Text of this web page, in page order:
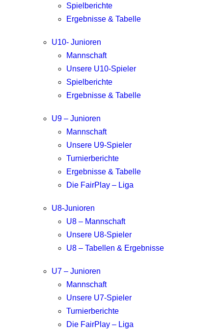
Spielberichte
Ergebnisse & Tabelle
U10- Junioren
Mannschaft
Unsere U10-Spieler
Spielberichte
Ergebnisse & Tabelle
U9 – Junioren
Mannschaft
Unsere U9-Spieler
Turnierberichte
Ergebnisse & Tabelle
Die FairPlay – Liga
U8-Junioren
U8 – Mannschaft
Unsere U8-Spieler
U8 – Tabellen & Ergebnisse
U7 – Junioren
Mannschaft
Unsere U7-Spieler
Turnierberichte
Die FairPlay – Liga